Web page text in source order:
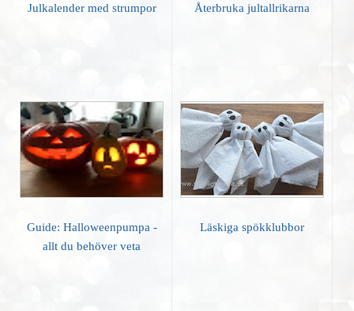
Julkalender med strumpor Återbruka jultallrikarna
Guide: Halloweenpumpa -
allt du behöver veta
Läskiga spökklubbor